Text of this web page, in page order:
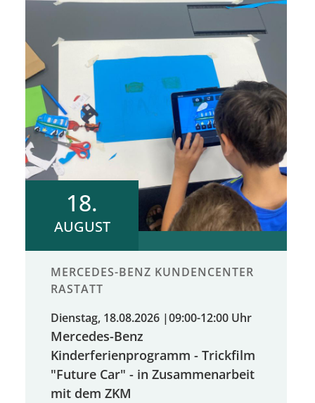
18.
AUGUST
MERCEDES-BENZ KUNDENCENTER
RASTATT
Dienstag, 18.08.2026 |09:00-12:00 Uhr
Mercedes-Benz
Kinderferienprogramm - Trickfilm
"Future Car" - in Zusammenarbeit
mit dem ZKM